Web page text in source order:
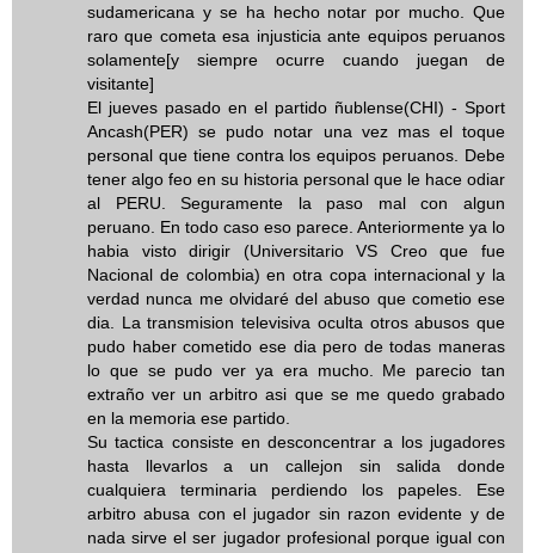
sudamericana y se ha hecho notar por mucho. Que
raro que cometa esa injusticia ante equipos peruanos
solamente[y siempre ocurre cuando juegan de
visitante]
El jueves pasado en el partido ñublense(CHI) - Sport
Ancash(PER) se pudo notar una vez mas el toque
personal que tiene contra los equipos peruanos. Debe
tener algo feo en su historia personal que le hace odiar
al PERU. Seguramente la paso mal con algun
peruano. En todo caso eso parece. Anteriormente ya lo
habia visto dirigir (Universitario VS Creo que fue
Nacional de colombia) en otra copa internacional y la
verdad nunca me olvidaré del abuso que cometio ese
dia. La transmision televisiva oculta otros abusos que
pudo haber cometido ese dia pero de todas maneras
lo que se pudo ver ya era mucho. Me parecio tan
extraño ver un arbitro asi que se me quedo grabado
en la memoria ese partido.
Su tactica consiste en desconcentrar a los jugadores
hasta llevarlos a un callejon sin salida donde
cualquiera terminaria perdiendo los papeles. Ese
arbitro abusa con el jugador sin razon evidente y de
nada sirve el ser jugador profesional porque igual con